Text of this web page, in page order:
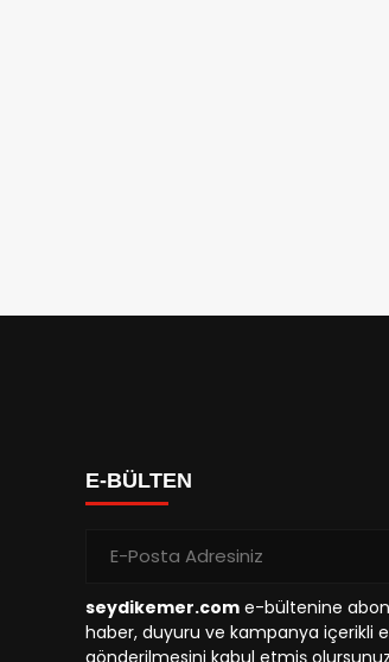
E-BÜLTEN
seydikemer.com e-bültenine
haber, duyuru ve kampanya içerikli
gönderilmesini kabul etmiş